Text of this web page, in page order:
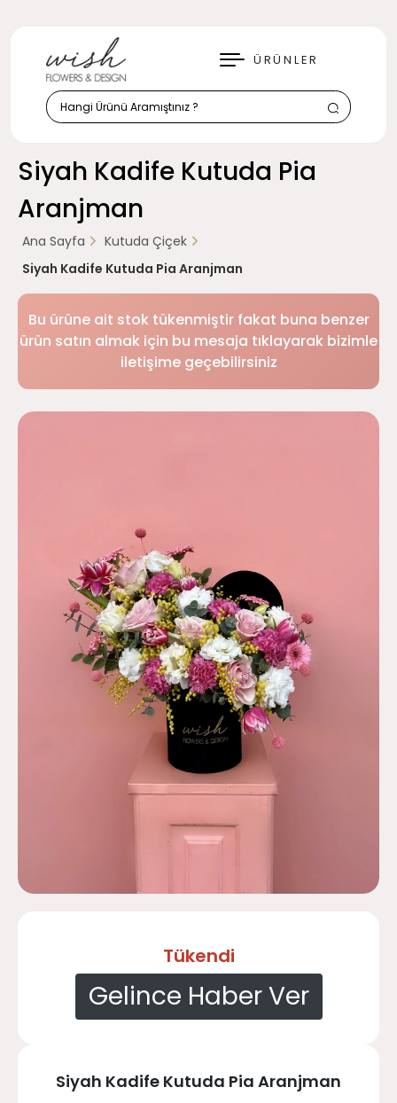
ÜRÜNLER
KAPAT
Siyah Kadife Kutuda Pia
Aranjman
Ana Sayfa
Kutuda Çiçek
Siyah Kadife Kutuda Pia Aranjman
Bu ürüne ait stok tükenmiştir fakat buna benzer
ürün satın almak için bu mesaja tıklayarak bizimle
iletişime geçebilirsiniz
Tükendi
Gelince Haber Ver
Siyah Kadife Kutuda Pia Aranjman